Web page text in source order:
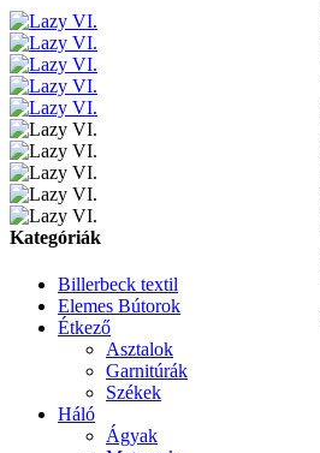
Kategóriák
Billerbeck textil
Elemes Bútorok
Étkező
Asztalok
Garnitúrák
Székek
Háló
Ágyak